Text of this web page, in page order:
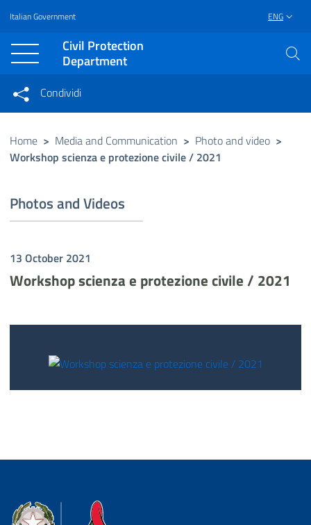
Vai al contenuto principale
Raggiungi il piè di pagina
Italian Government ENG
Civil Protection
Department
Condividi su Facebook
Condividi su Twitter
Condividi su LinkedIn
Condividi
Condividi sui social network
Home > Media and Communication > Photo and video >
Workshop scienza e protezione civile / 2021
Photos and Videos
13 October 2021
Workshop scienza e protezione civile / 2021
Dipartimento della Protezione Civile